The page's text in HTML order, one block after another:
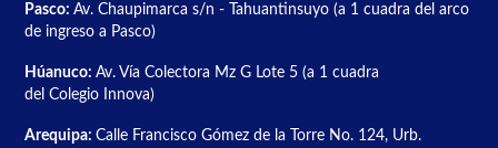
Pasco: Av. Chaupimarca s/n - Tahuantinsuyo (a 1 cuadra del arco
de ingreso a Pasco)
Húanuco: Av. Vía Colectora Mz G Lote 5 (a 1 cuadra
del Colegio Innova)
Arequipa: Calle Francisco Gómez de la Torre No. 124, Urb.